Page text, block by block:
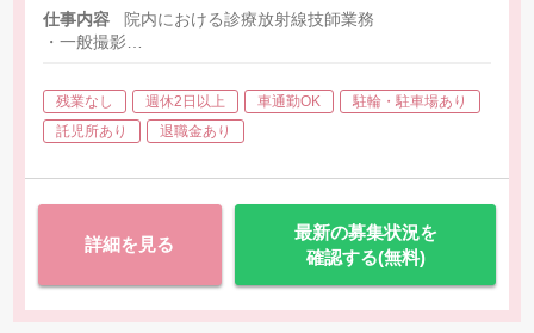
仕事内容
院内における診療放射線技師業務
・一般撮影
・MRI
・ポータブル
・透視
・エコー検査
残業なし 週休2日以上 車通勤OK
駐輪・駐車場あり
託児所あり
退職金あり
詳細を見る
最新の募集状況を
確認する(無料)